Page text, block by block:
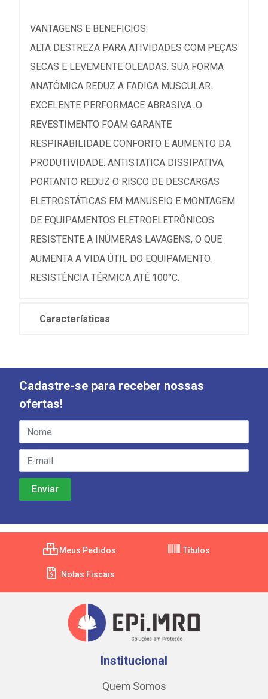
VANTAGENS E BENEFICIOS:
ALTA DESTREZA PARA ATIVIDADES COM PEÇAS
SECAS E LEVEMENTE OLEADAS. SUA FORMA
ANATÔMICA REDUZ A FADIGA MUSCULAR.
EXCELENTE PERFORMACE ABRASIVA. O
REVESTIMENTO FOAM GARANTE
RESPIRABILIDADE CONFORTO E AUMENTO DA
PRODUTIVIDADE. ANTISTATICA DISSIPATIVA,
PORTANTO REDUZ O RISCO DE DESCARGAS
ELETROSTÁTICAS EM MANUSEIO E MONTAGEM
DE EQUIPAMENTOS ELETROELETRÔNICOS.
RESISTENTE A INÚMERAS LAVAGENS, O QUE
AUMENTA A VIDA ÚTIL DO EQUIPAMENTO.
RESISTÊNCIA TÉRMICA ATÉ 100°C.
Características
Cadastre-se para receber nossas
ofertas!
Meus Pedidos Títulos
Notas Fiscais
Institucional
Quem Somos